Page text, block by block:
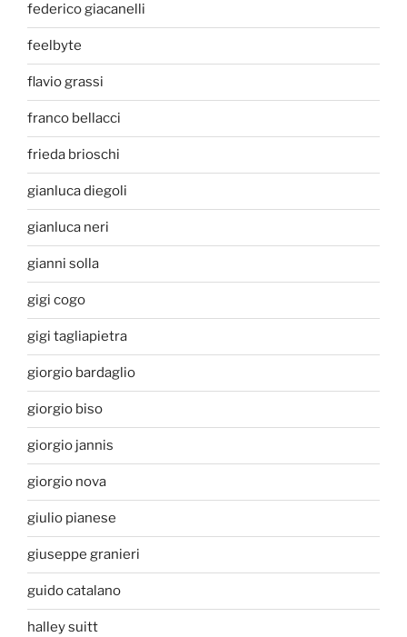
federico giacanelli
feelbyte
flavio grassi
franco bellacci
frieda brioschi
gianluca diegoli
gianluca neri
gianni solla
gigi cogo
gigi tagliapietra
giorgio bardaglio
giorgio biso
giorgio jannis
giorgio nova
giulio pianese
giuseppe granieri
guido catalano
halley suitt